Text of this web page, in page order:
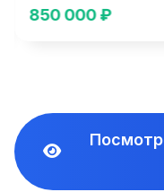
850 000 ₽